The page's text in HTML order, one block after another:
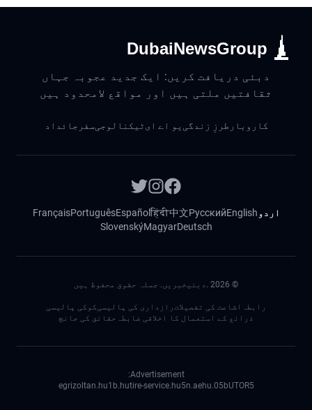
DubaiNewsGroup
دبئی دریافت کریں: ایک جدید عجوبہ جہاں
ثقافتیں ملتی ہیں اور مواقع لامحدود ہیں
کاروبار طرزِ زندگی یو اے ایٹیکنالوجیسفر جائداد
اردو English
Русский
中文
हिंदी
Español
Português
Français
Deutsch
Magyar
Slovenský
©
2026 .دبئیخبریں. جملہ حقوق محفوظ ہیں
رابطہ اشاعت کی تفصیلاترازداری کی پالیسیکوکی پالیسی
ذرائع کے استعمال کا اخلاقی ضابطہ حقائق کی جانچ
Advertisement:
bUTOR5
05.hu
5n.ae
tire-service.hu
1b.hu
egrizoltan.hu